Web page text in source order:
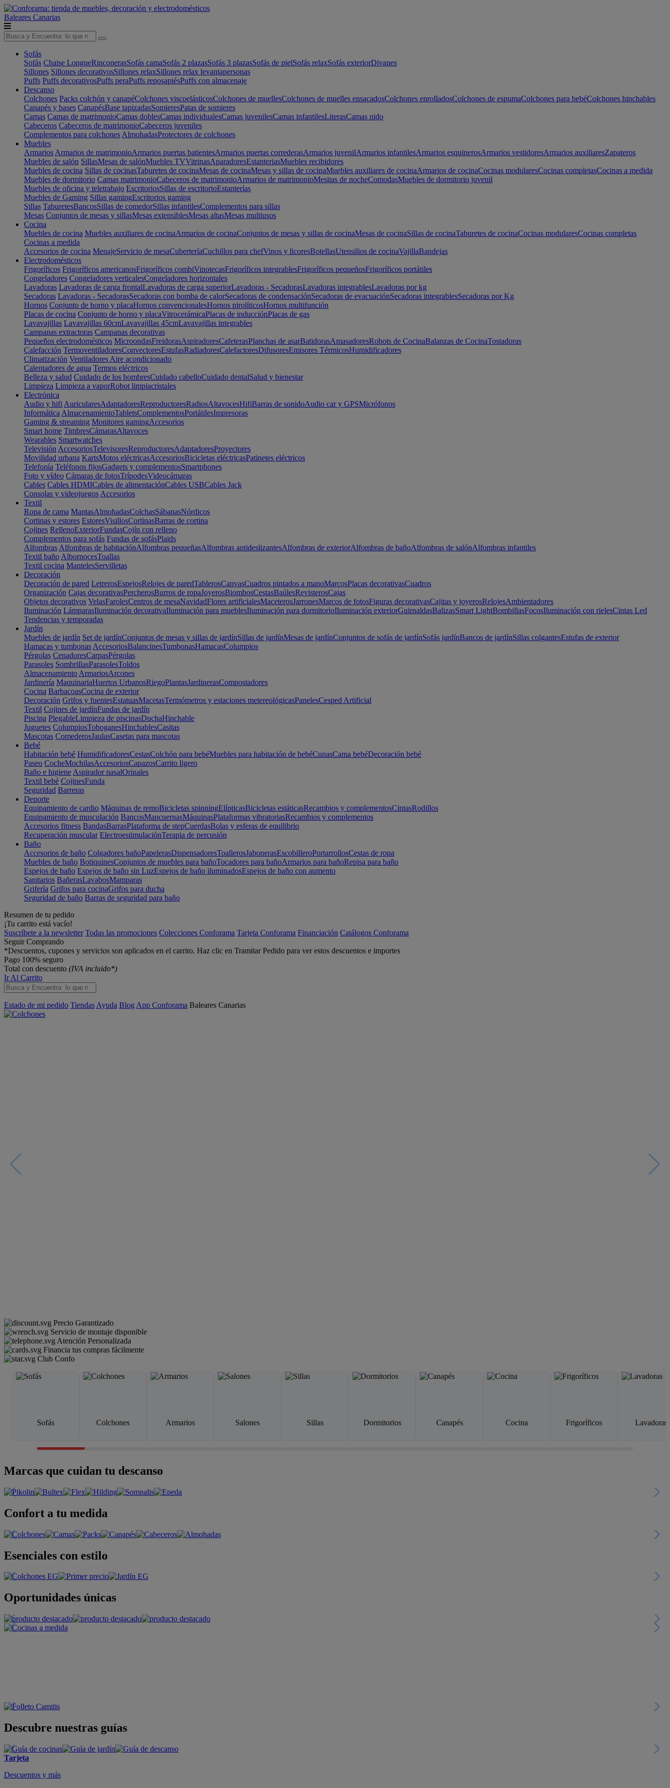
Baleares Canarias
Sofás
Sofás Chaise LongueRinconerasSofás camaSofás 2 plazasSofás 3 plazasSofás de pielSofás relaxSofás exteriorDivanes
Sillones Sillones decorativosSillones relaxSillones relax levantapersonas
Puffs Puffs decorativosPuffs peraPuffs reposapiésPuffs con almacenaje
Descanso
Colchones Packs colchón y canapéColchones viscoelásticosColchones de muellesColchones de muelles ensacadosColchones enrolladosColchones de espumaColchones para bebéColchones hinchables
Canapés y bases CanapésBase tapizadasSomieresPatas de somieres
Camas Camas de matrimonioCamas doblesCamas individualesCamas juvenilesCamas infantilesLiterasCamas nido
Cabeceros Cabeceros de matrimonioCabeceros juveniles
Complementos para colchones AlmohadasProtectores de colchones
Muebles
Armarios Armarios de matrimonioArmarios puertas batientesArmarios puertas correderasArmarios juvenilArmarios infantilesArmarios esquinerosArmarios vestidoresArmarios auxiliaresZapateros
Muebles de salón SillasMesas de salónMuebles TVVitrinasAparadoresEstanteriasMuebles recibidores
Muebles de cocina Sillas de cocinasTaburetes de cocinaMesas de cocinaMesas y sillas de cocinaMuebles auxiliares de cocinaArmarios de cocinaCocinas modularesCocinas completasCocinas a medida
Muebles de dormitorio Camas matrimonioCabeceros de matrimonioArmarios de matrimonioMesitas de nocheComodasMuebles de dormitorio juvenil
Muebles de oficina y teletrabajo EscritoriosSillas de escritorioEstanterías
Muebles de Gaming Sillas gamingEscritorios gaming
Sillas TaburetesBancosSillas de comedorSillas infantilesComplementos para sillas
Mesas Conjuntos de mesas y sillasMesas extensiblesMesas altasMesas multiusos
Cocina
Muebles de cocina Muebles auxiliares de cocinaArmarios de cocinaConjuntos de mesas y sillas de cocinaMesas de cocinaSillas de cocinaTaburetes de cocinaCocinas modularesCocinas completas
Cocinas a medida
Accesorios de cocina MenajeServicio de mesaCuberteríaCuchillos para chefVinos y licoresBotellasUtensilios de cocinaVajillaBandejas
Electrodomésticos
Frigoríficos Frigoríficos americanosFrigoríficos combiVinotecasFrigoríficos integrablesFrigoríficos pequeñosFrigoríficos portátiles
Congeladores Congeladores verticalesCongeladores horizontales
Lavadoras Lavadoras de carga frontalLavadoras de carga superiorLavadoras - SecadorasLavadoras integrablesLavadoras por kg
Secadoras Lavadoras - SecadorasSecadoras con bomba de calorSecadoras de condensaciónSecadoras de evacuaciónSecadoras integrablesSecadoras por Kg
Hornos Conjunto de horno y placaHornos convencionalesHornos pirolíticosHornos multifunción
Placas de cocina Conjunto de horno y placaVitrocerámicaPlacas de inducciónPlacas de gas
Lavavajillas Lavavajillas 60cmLavavajillas 45cmLavavajillas integrables
Campanas extractoras Campanas decorativas
Pequeños electrodomésticos MicroondasFreidorasAspiradoresCafeterasPlanchas de asarBatidorasAmasadoresRobots de CocinaBalanzas de CocinaTostadoras
Calefacción TermoventiladoresConvectoresEstufasRadiadoresCalefactoresDifusoresEmisores TérmicosHumidificadores
Climatización Ventiladores Aire acondicionado
Calentadores de agua Termos eléctricos
Belleza y salud Cuidado de los hombresCuidado cabelloCuidado dentalSalud y bienestar
Limpieza Limpieza a vaporRobot limpiacristales
Electrónica
Audio y hifi AuricularesAdaptadoresReproductoresRadiosAltavocesHifiBarras de sonidoAudio car y GPSMicrófonos
Informática AlmacenamientoTabletsComplementosPortátilesImpresoras
Gaming & streaming Monitores gamingAccesorios
Smart home TimbresCámarasAltavoces
Wearables Smartwatches
Televisión AccesoriosTelevisoresReproductoresAdaptadoresProyectores
Movilidad urbana KartsMotos eléctricasAccesoriosBicicletas eléctricasPatinetes eléctricos
Telefonía Teléfonos fijosGadgets y complementosSmartphones
Foto y vídeo Cámaras de fotosTrípodesVideocámaras
Cables Cables HDMICables de alimentaciónCables USBCables Jack
Consolas y videojuegos Accesorios
Textil
Ropa de cama MantasAlmohadasColchasSábanasNórdicos
Cortinas y estores EstoresVisillosCortinasBarras de cortina
Cojines RellenoExteriorFundasCojín con relleno
Complementos para sofás Fundas de sofásPlaids
Alfombras Alfombras de habitaciónAlfombras pequeñasAlfombras antideslizantesAlfombras de exteriorAlfombras de bañoAlfombras de salónAlfombras infantiles
Textil baño AlbornocesToallas
Textil cocina MantelesServilletas
Decoración
Decoración de pared LetrerosEspejosRelojes de paredTablerosCanvasCuadros pintados a manoMarcosPlacas decorativasCuadros
Organización Cajas decorativasPercherosBurros de ropaJoyerosBiombosCestasBaúlesRevisterosCajas
Objetos decorativos VelasFarolesCentros de mesaNavidadFlores artificialesMaceterosJarronesMarcos de fotosFiguras decorativasCajitas y joyerosRelojesAmbientadores
Iluminación LámparasIluminación decorativaIluminación para mueblesIluminación para dormitorioIluminación exteriorGuirnaldasBalizasSmart LightBombillasFocosIluminación con rielesCintas Led
Tendencias y temporadas
Jardín
Muebles de jardín Set de jardínConjuntos de mesas y sillas de jardínSillas de jardínMesas de jardínConjuntos de sofás de jardínSofás jardínBancos de jardínSillas colgantesEstufas de exterior
Hamacas y tumbonas AccesoriosBalancinesTumbonasHamacasColumpios
Pérgolas CenadoresCarpasPérgolas
Parasoles SombrillasParasolesToldos
Almacenamiento ArmariosArcones
Jardinería MaquinariaHuertos UrbanosRiegoPlantasJardinerasCompostadores
Cocina BarbacoasCocina de exterior
Decoración Grifos y fuentesEstatuasMacetasTermómetros y estaciones metereológicasPanelesCesped Artificial
Textil Cojines de jardínFundas de jardín
Piscina PlegableLimpieza de piscinasDuchaHinchable
Juguetes ColumpiosToboganesHinchablesCasitas
Mascotas ComederosJaulasCasetas para mascotas
Bebé
Habitación bebé HumidificadoresCestasColchón para bebéMuebles para habitación de bebéCunasCama bebéDecoración bebé
Paseo CocheMochilasAccesoriosCapazosCarrito ligero
Baño e higiene Aspirador nasalOrinales
Textil bebé CojinesFunda
Seguridad Barreras
Deporte
Equipamiento de cardio Máquinas de remoBicicletas spinningElípticasBicicletas estáticasRecambios y complementosCintasRodillos
Equipamiento de musculación BancosMancuernasMáquinasPlataformas vibratoriasRecambios y complementos
Accesorios fitness BandasBarrasPlataforma de stepCuerdasBolas y esferas de equilibrio
Recuperación muscular ElectroestimulaciónTerapia de percusión
Baño
Accesorios de baño Colgadores bañoPapelerasDispensadoresToallerosJabonerasEscobilleroPortarrollosCestas de ropa
Muebles de baño BotiquinesConjuntos de muebles para bañoTocadores para bañoArmarios para bañoRepisa para baño
Espejos de baño Espejos de baño sin LuzEspejos de baño iluminadosEspejos de baño con aumento
Sanitarios BañerasLavabosMamparas
Grifería Grifos para cocinaGrifos para ducha
Seguridad de baño Barras de seguridad para baño
Resumen de tu pedido
¡Tu carrito está vacío!
Suscríbete a la newsletter Todas las promociones Colecciones Conforama Tarjeta Conforama Financiación Catálogos Conforama
Seguir Comprando
*Descuentos, cupones y servicios son aplicados en el carrito. Haz clic en Tramitar Pedido para ver estos descuentos e importes
Pago 100% seguro
Total con descuento (IVA incluido*)
Ir Al Carrito
Estado de mi pedido Tiendas Ayuda Blog App Conforama Baleares Canarias
Precio Garantizado
Servicio de montaje disponible
Atención Personalizada
Financia tus compras fácilmente
Club Confo
Sofás Colchones Armarios Salones Sillas Dormitorios Canapés Cocina Frigoríficos Lavadoras
Marcas que cuidan tu descanso
Confort a tu medida
Esenciales con estilo
Oportunidades únicas
Descubre nuestras guías
Tarjeta
Descuentos y más